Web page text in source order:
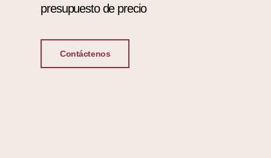
presupuesto de precio
Contáctenos